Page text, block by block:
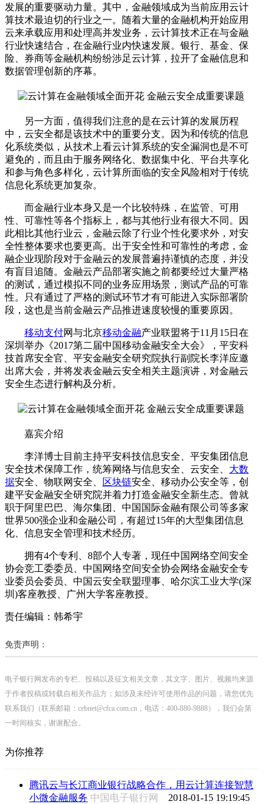
发展的重要驱动力量。其中，金融领域成为当前应用云计
算技术最迫切的行业之一。随着大量的金融机构开始应用
云来承载应用和处理高并发业务，云计算技术正在与金融
行业快速结合，在金融行业内快速发展。银行、基金、保
险、券商等金融机构纷纷涉足云计算，拉开了金融信息和
数据管理创新的序幕。
另一方面，值得我们注意的是在云计算的发展历程
中，云安全都是该技术中的重要分支。因为和传统的信息
化系统类似，从技术上看云计算系统的安全漏洞也是不可
避免的，而且由于服务网络化、数据集中化、平台共享化
和参与角色多样化，云计算所面临的安全风险相对于传统
信息化系统更加复杂。
而金融行业本身又是一个比较特殊，在监管、可用
性、可靠性等各个指标上，都与其他行业有很大不同。因
此相比其他行业云，金融云除了行业个性化要求外，对安
全性整体要求也要更高。出于安全性和可靠性的考虑，金
融企业现阶段对于金融云的发展普遍持谨慎的态度，并没
有盲目追随。金融云产品部署实施之前都要经过大量严格
的测试，通过模拟不同的业务应用场景，测试产品的可靠
性。只有通过了严格的测试环节才有可能进入实际部署阶
段，这也是当前金融云产品推进速度较慢的重要原因。
移动支付网与北京移动金融产业联盟将于11月15日在
深圳举办《2017第二届中国移动金融安全大会》，平安科
技首席安全官、平安金融安全研究院执行副院长李洋应邀
出席大会，并将发表金融云安全相关主题演讲，对金融云
安全生态进行解构及分析。
嘉宾介绍
李洋博士目前主持平安科技信息安全、平安集团信息
安全技术保障工作，统筹网络与信息安全、云安全、 大数
据安全、物联网安全、 区块链安全、移动办公安全等，创
建平安金融安全研究院并着力打造金融安全新生态。曾就
职于阿里巴巴、海尔集团、中国国际金融有限公司等多家
世界500强企业和金融公司，有超过15年的大型集团信息
化、信息安全管理和技术经历。
拥有4个专利、8部个人专著，现任中国网络空间安全
协会竞工委委员、中国网络空间安全协会网络金融安全专
业委员会委员、中国云安全联盟理事、哈尔滨工业大学(深
圳)客座教授、广州大学客座教授。
责任编辑：韩希宇
免责声明：
电子银行网发布的专栏、投稿以及征文相关文章，其文字、图片、视频均来源
于作者投稿或转载自相关作品方；如涉及未经许可使用作品的问题，请您优先
联系我们（联系邮箱：cebnet@cfca.com.cn，电话：400-880-9888），我们会第
一时间核实，谢谢配合。
为你推荐
腾讯云与长江商业银行战略合作，用云计算连接智慧
小微金融服务 中国电子银行网 2018-01-15 19:19:45